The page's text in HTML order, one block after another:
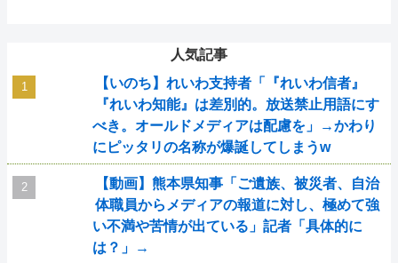
人気記事
【いのち】れいわ支持者「『れいわ信者』
『れいわ知能』は差別的。放送禁止用語にす
べき。オールドメディアは配慮を」→かわり
にピッタリの名称が爆誕してしまうw
【動画】熊本県知事「ご遺族、被災者、自治
体職員からメディアの報道に対し、極めて強
い不満や苦情が出ている」記者「具体的に
は？」→